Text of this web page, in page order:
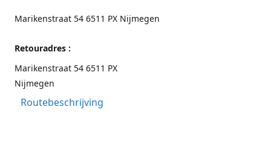
Marikenstraat 54 6511 PX Nijmegen
Retouradres :
Marikenstraat 54 6511 PX
Nijmegen
Routebeschrijving